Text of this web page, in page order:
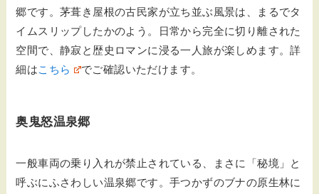
郷です。茅葺き屋根の古民家が立ち並ぶ風景は、まるでタ
イムスリップしたかのよう。日常から完全に切り離された
空間で、静寂と歴史ロマンに浸る一人旅が楽しめます。詳
細はこちら でご確認いただけます。
奥鬼怒温泉郷
一般車両の乗り入れが禁止されている、まさに「秘境」と
呼ぶにふさわしい温泉郷です。手つかずのブナの原生林に